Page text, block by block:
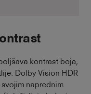
kontrast boja,
Dolby Vision HDR
naprednim